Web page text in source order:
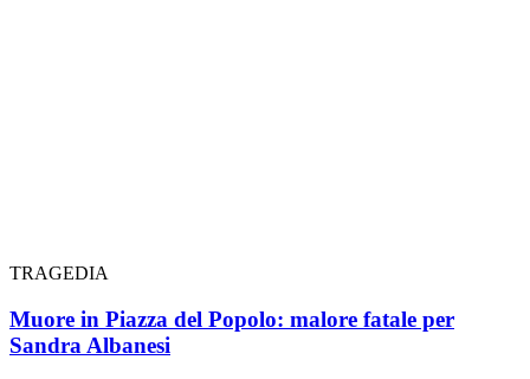
TRAGEDIA
Muore in Piazza del Popolo: malore fatale per
Sandra Albanesi